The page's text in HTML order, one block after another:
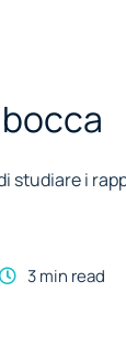
studiare i
3 min read